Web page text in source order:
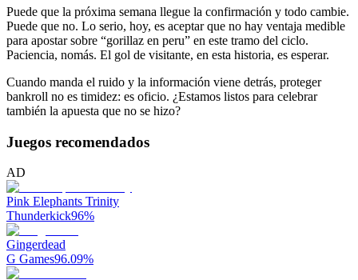
Puede que la próxima semana llegue la confirmación y todo cambie.
Puede que no. Lo serio, hoy, es aceptar que no hay ventaja medible
para apostar sobre “gorillaz en peru” en este tramo del ciclo.
Paciencia, nomás. El gol de visitante, en esta historia, es esperar.
Cuando manda el ruido y la información viene detrás, proteger
bankroll no es timidez: es oficio. ¿Estamos listos para celebrar
también la apuesta que no se hizo?
Juegos recomendados
AD
Pink Elephants Trinity
Thunderkick96%
Gingerdead
G Games96.09%